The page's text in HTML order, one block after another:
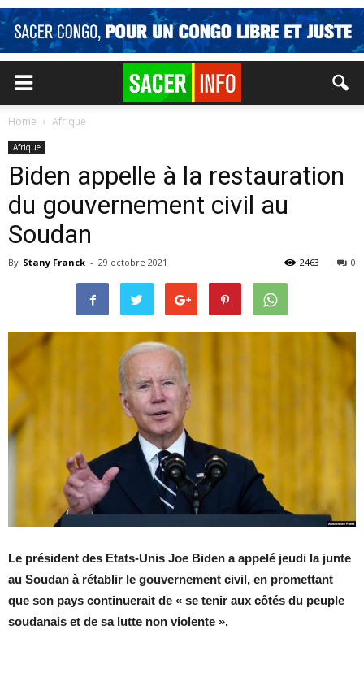
Home Afrique
Afrique
Biden appelle à la restauration
du gouvernement civil au
Soudan
By Stany Franck - 29 octobre 2021 0
2463
Le président des Etats-Unis Joe Biden a appelé jeudi la junte
au Soudan à rétablir le gouvernement civil, en promettant
que son pays continuerait de « se tenir aux côtés du peuple
soudanais et de sa lutte non violente ».